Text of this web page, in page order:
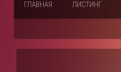
ГЛАВНАЯ ЛИСТИНГ